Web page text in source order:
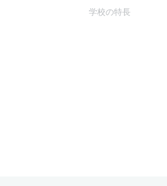
学校の特長